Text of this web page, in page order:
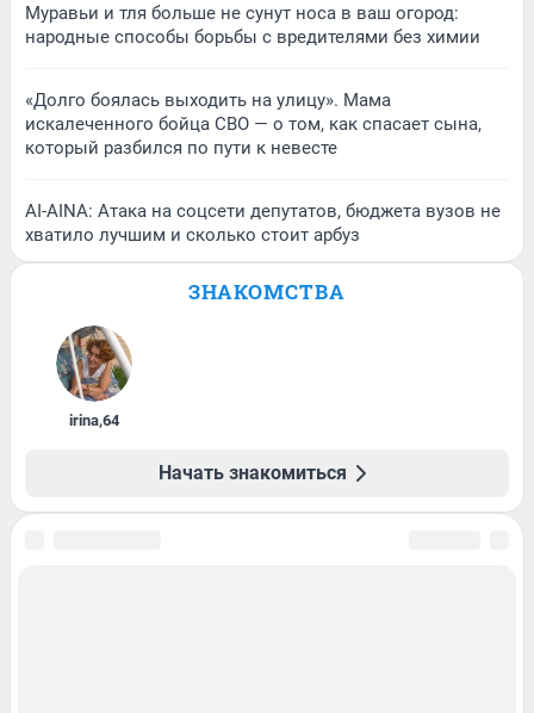
Муравьи и тля больше не сунут носа в ваш огород:
народные способы борьбы с вредителями без химии
«Долго боялась выходить на улицу». Мама
искалеченного бойца СВО — о том, как спасает сына,
который разбился по пути к невесте
AI-AINA: Атака на соцсети депутатов, бюджета вузов не
хватило лучшим и сколько стоит арбуз
ЗНАКОМСТВА
irina,64
Начать знакомиться